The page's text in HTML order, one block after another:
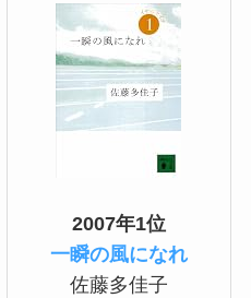
2007年1位
一瞬の風になれ
佐藤多佳子